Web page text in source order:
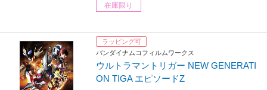
在庫限り
ラッピング可
バンダイナムコフィルムワークス
ウルトラマントリガー NEW GENERATI
ON TIGA エピソードZ